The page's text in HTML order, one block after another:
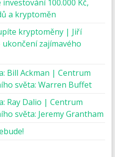
100.000 Kč,
a kryptoměn
kryptoměny | Jiří
zajímavého
Bill Ackman | Centrum
světa: Warren Buffet
Ray Dalio | Centrum
světa: Jeremy Grantham